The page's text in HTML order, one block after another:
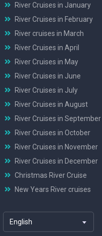
River Cruises in January
River Cruises in February
River cruises in March
River Cruises in April
River Cruises in May
River Cruises in June
River Cruises in July
River Cruises in August
River Cruises in September
River Cruises in October
River Cruises in November
River Cruises in December
Christmas River Cruise
New Years River cruises
English